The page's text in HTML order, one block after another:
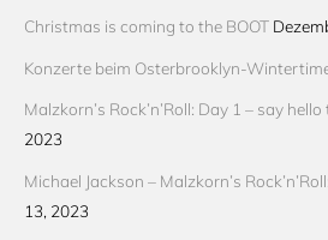
Christmas is coming to the BOOT
Konzerte beim Osterbrooklyn-
Malzkorn’s Rock’n’Roll: Day 1 – say
2023
Michael Jackson – Malzkorn’s
13, 2023